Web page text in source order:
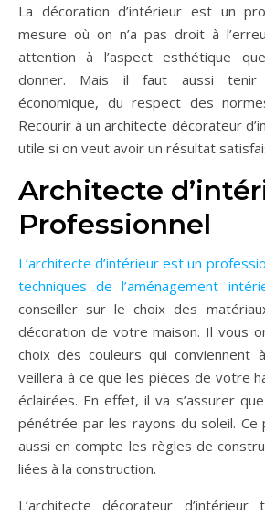
La décoration d’intérieur est un projet délicat dans la
mesure où on n’a pas droit à
attention à l’aspect esthétique
donner. Mais il faut aussi
économique, du respect des
Recourir à un architecte décorateur
utile si on veut avoir un résultat
Architecte
Professionnel
L’architecte d’intérieur est un
techniques de l’aménagement
conseiller sur le choix des
décoration de votre maison. Il vous
choix des couleurs qui
veillera à ce que les pièces de votre
éclairées. En effet, il va s’assurer
pénétrée par les rayons du soleil. Ce
aussi en compte les règles de
liées à la construction.
L’architecte décorateur